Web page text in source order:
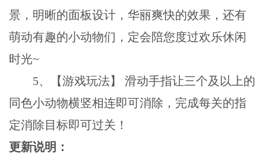
景，明晰的面板设计，华丽爽快的效果，还有
萌动有趣的小动物们，定会陪您度过欢乐休闲
时光~
5、【游戏玩法】 滑动手指让三个及以上的
同色小动物横竖相连即可消除，完成每关的指
定消除目标即可过关！
更新说明：